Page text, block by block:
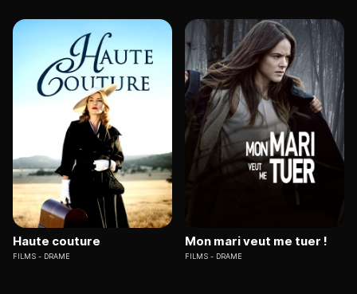
Haute couture
FILMS DRAME
Mon mari veut me tuer !
FILMS DRAME